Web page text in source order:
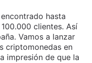
hasta
clientes. Así
Vamos a lanzar
criptomonedas en
impresión de que la